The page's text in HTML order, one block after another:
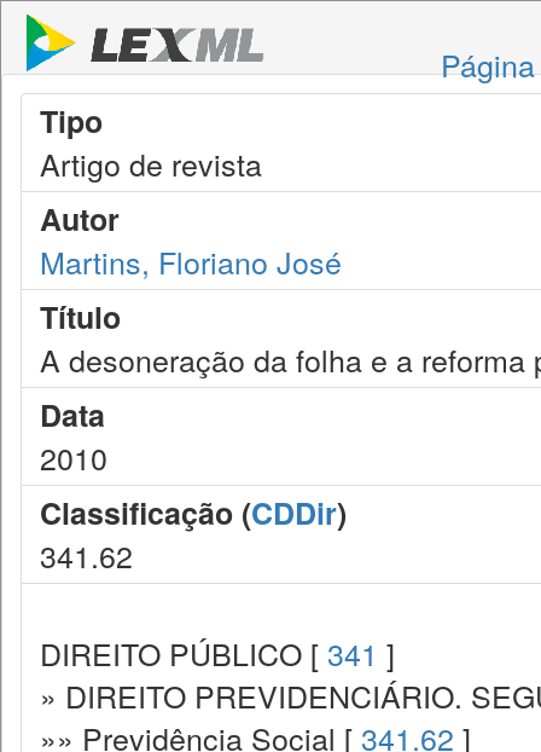
Tipo
Artigo de revista
Autor
Martins, Floriano José
Título
A desoneração da folha e a reforma
Data
2010
Classificação (CDDir)
341.62
DIREITO PÚBLICO [ 341 ]
» DIREITO PREVIDENCIÁRIO.
»» Previdência Social [ 341.62 ]